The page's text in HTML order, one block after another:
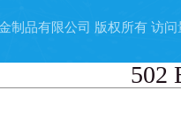
制品有限公司 版权所有 访问
502